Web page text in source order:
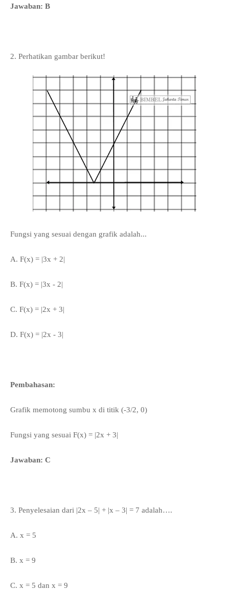
Jawaban: B
2. Perhatikan gambar berikut!
Fungsi yang sesuai dengan grafik adalah...
A. F(x) = |3x + 2|
B. F(x) = |3x - 2|
C. F(x) = |2x + 3|
D. F(x) = |2x - 3|
Pembahasan:
Grafik memotong sumbu x di titik (-3/2, 0)
Fungsi yang sesuai F(x) = |2x + 3|
Jawaban: C
3. Penyelesaian dari |2x – 5| + |x – 3| = 7 adalah….
A. x = 5
B. x = 9
C. x = 5 dan x = 9